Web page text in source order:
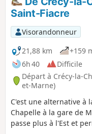
clairvoyance
hauts dignitaires de
Chigneric qui lui
ses enfants et Authaire,
Ussy, dont les enfants
bâtisseurs des
Brie, Rebais et Jouarre.
Saint-Fiacre
Visorandonneur
21,88 km
+159
6h 40
Difficile
Départ à Crécy-la-
et-Marne)
C'est une alternative à
Chapelle à la gare de
passe plus à l'Est et